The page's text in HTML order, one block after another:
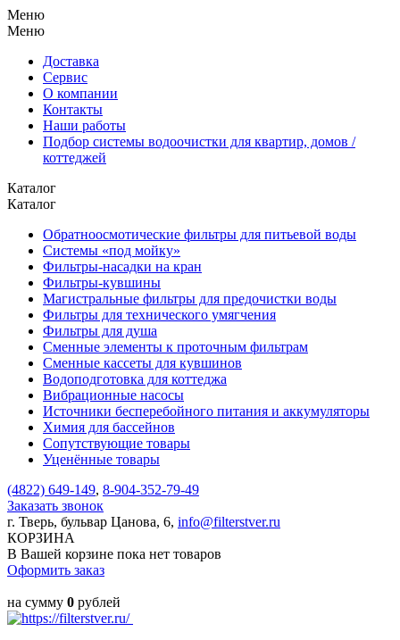
Меню
Меню
Доставка
Сервис
О компании
Контакты
Наши работы
Подбор системы водоочистки для квартир, домов /
коттеджей
Каталог
Каталог
Обратноосмотические фильтры для питьевой воды
Системы «под мойку»
Фильтры-насадки на кран
Фильтры-кувшины
Магистральные фильтры для предочистки воды
Фильтры для технического умягчения
Фильтры для душа
Сменные элементы к проточным фильтрам
Сменные кассеты для кувшинов
Водоподготовка для коттеджа
Вибрационные насосы
Источники бесперебойного питания и аккумуляторы
Химия для бассейнов
Сопутствующие товары
Уценённые товары
(4822) 649-149, 8-904-352-79-49
Заказать звонок
г. Тверь, бульвар Цанова, 6, info@filterstver.ru
КОРЗИНА
В Вашей корзине пока нет товаров
Оформить заказ
на сумму 0 рублей